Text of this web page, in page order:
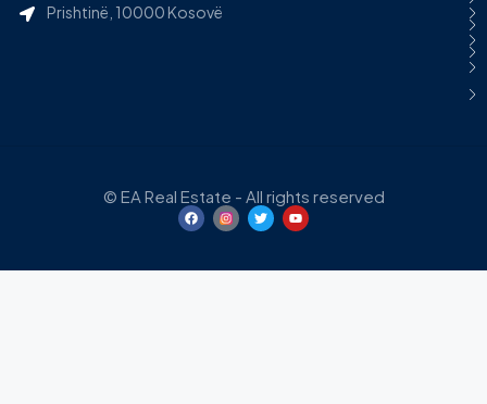
Prishtinë, 10000 Kosovë
© EA Real Estate - All rights reserved